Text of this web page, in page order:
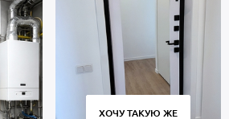
ХОЧУ ТАКУЮ ЖЕ